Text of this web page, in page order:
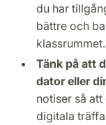
du har
bättre och
klassrummet.
Tänk på att
dator eller
notiser så
digitala